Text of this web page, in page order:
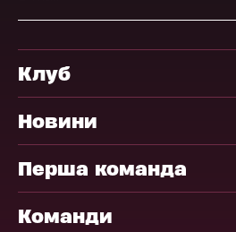
Клуб
Новини
Перша команда
Команди